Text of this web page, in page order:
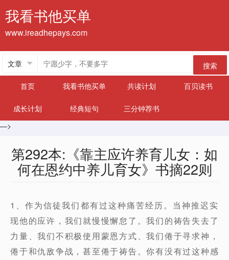
我看书他买单
www.ireadhepays.com
搜索
首页
我看书他买单 共读计划 百贝读书
成长计划 经典短句
三分钟荐书
—>
第292本:《靠主应许养育儿女：如
何在恩约中养儿育女》书摘22则
1、作为信徒我们都有过这种痛苦经历。当神推迟实
现他的应许，我们就慢慢懈怠了。我们的祷告失去了
力量、我们不积极使用蒙恩方式、我们倦于寻求神，
倦于和仇敌争战，甚至倦于祷告。你有没有过这种感